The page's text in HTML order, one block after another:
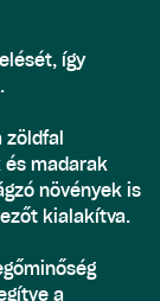
így
és madarak
növények is
kialakítva.
a